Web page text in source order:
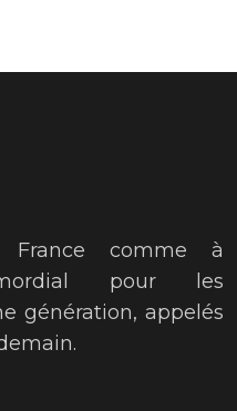
France comme à
pour les
génération, appelés